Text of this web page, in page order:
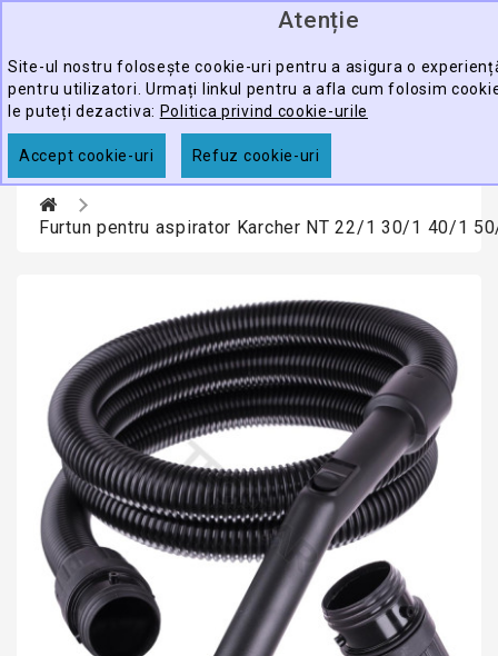
Atenție
Site-ul nostru folosește cookie-uri pentru a asigura o
pentru utilizatori. Urmați linkul pentru a afla cum folosim
le puteți dezactiva: Politica privind cookie-urile
Accept cookie-uri Refuz cookie-uri
ECHIPAMENTE
PROFESIONALE
ACCESORII
PROMOTII
Furtun pentru aspirator Karcher NT 22/1 30/1 40/1